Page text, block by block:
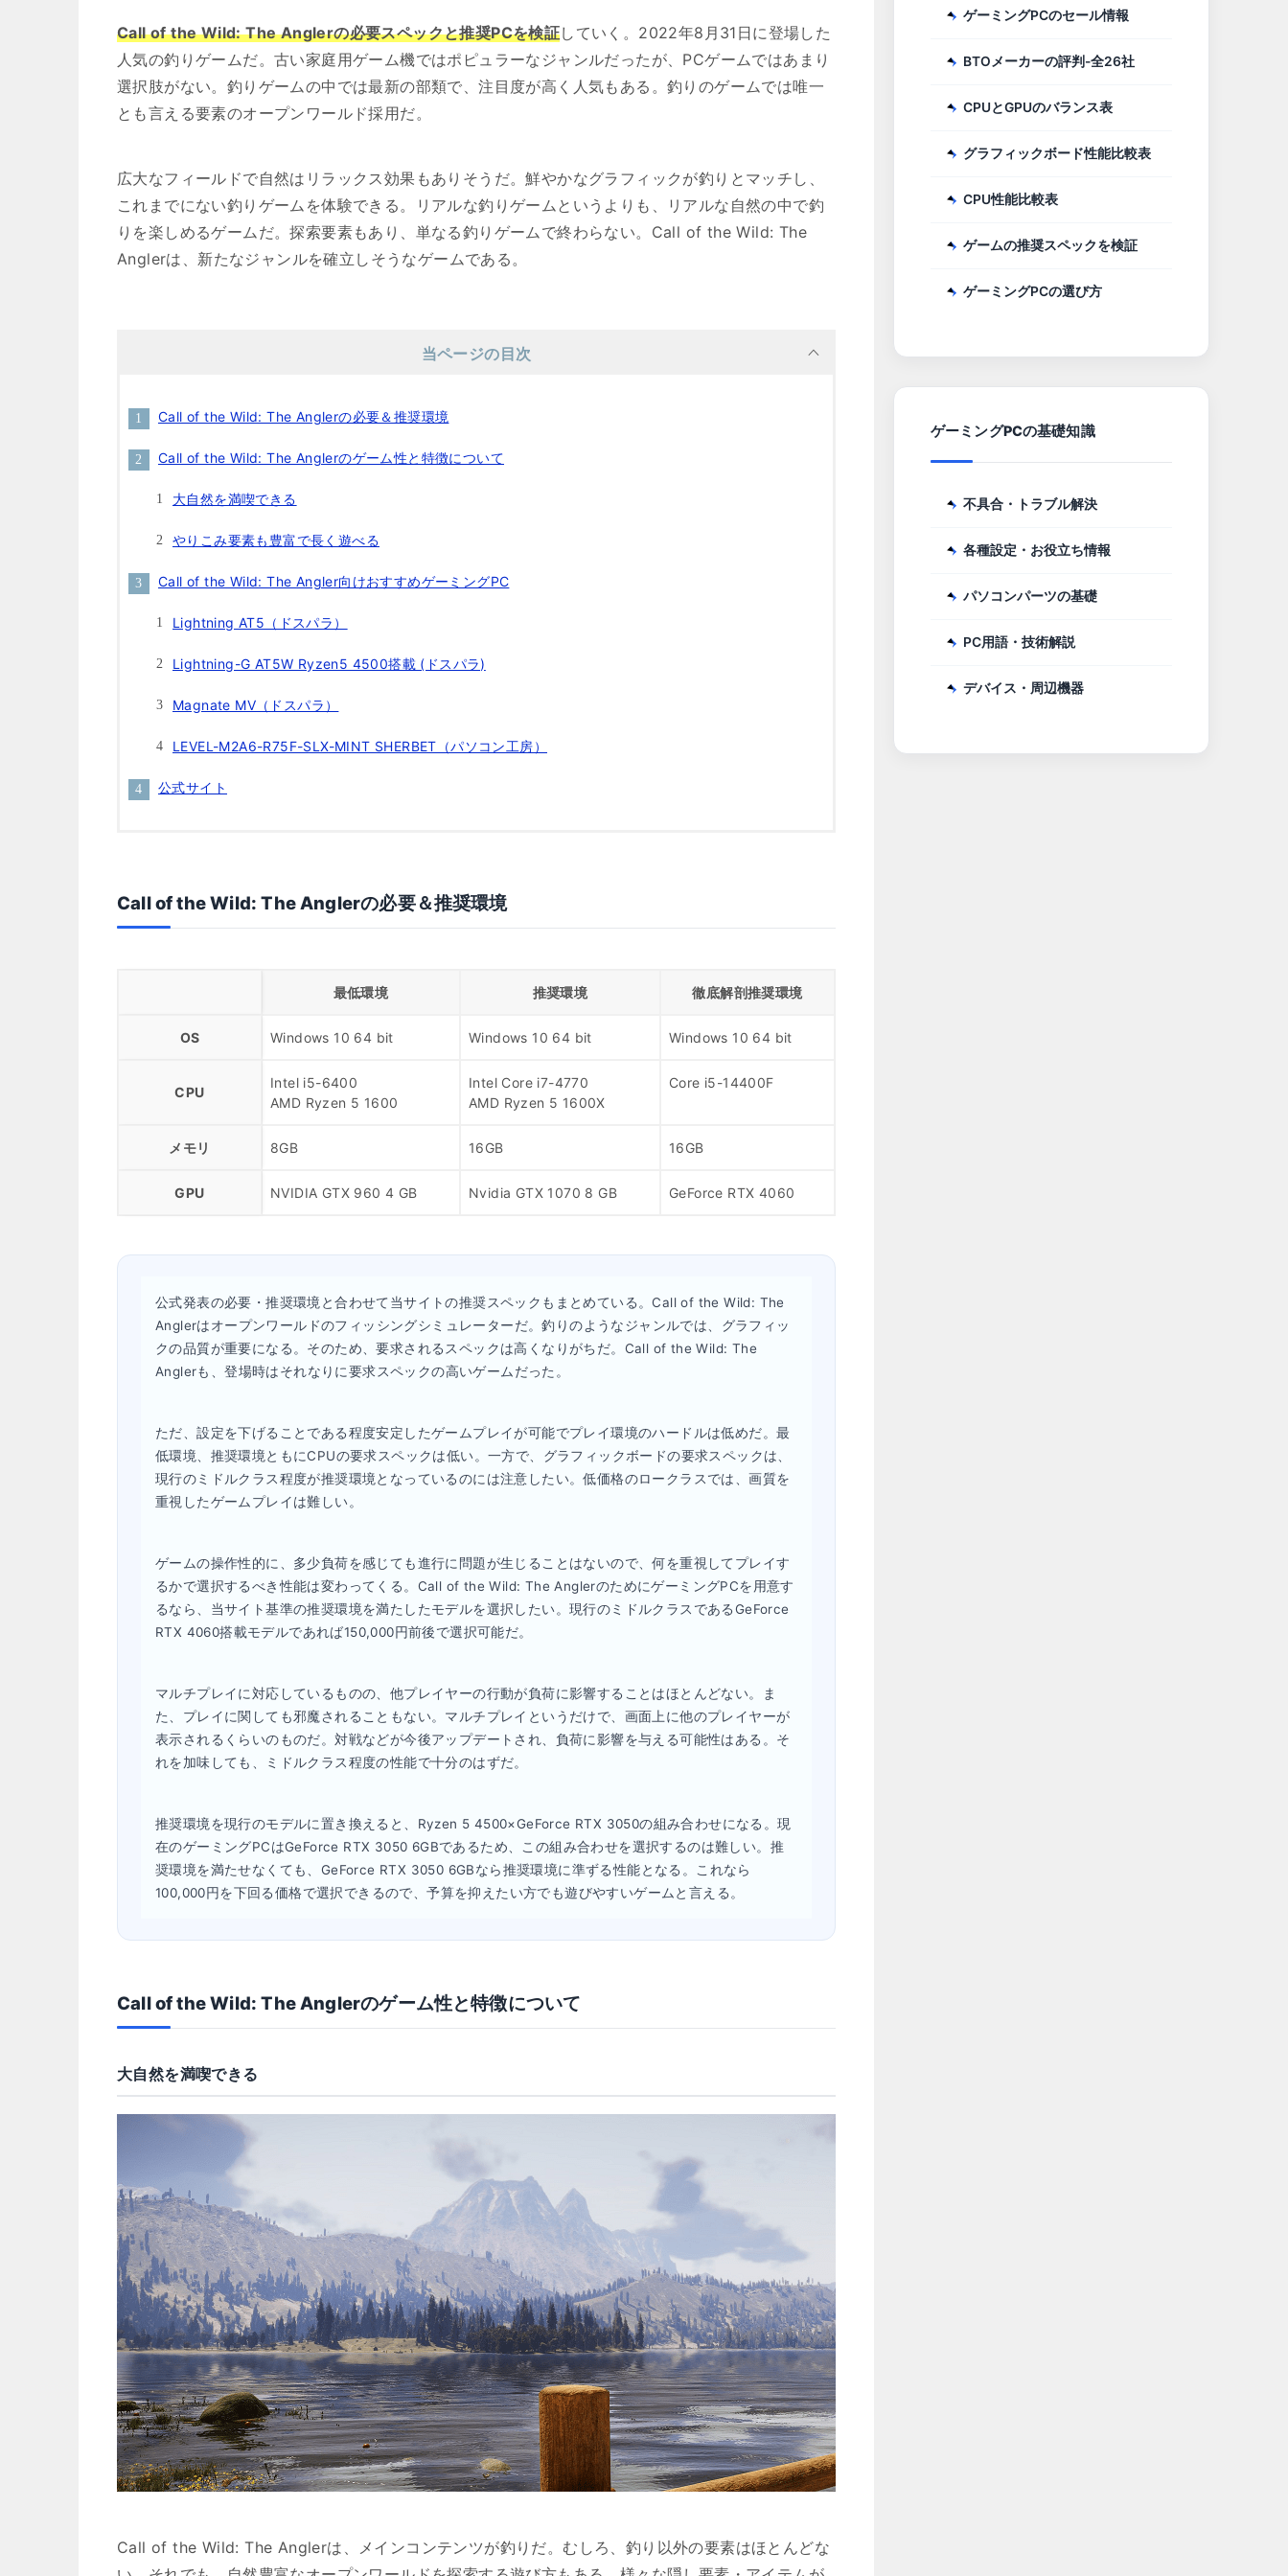
Call of the Wild: The Anglerの必要スペックと推奨PCを検証していく。2022年8月31日に登場した
人気の釣りゲームだ。古い家庭用ゲーム機ではポピュラーなジャンルだったが、PCゲームではあまり
選択肢がない。釣りゲームの中では最新の部類で、注目度が高く人気もある。釣りのゲームでは唯一
とも言える要素のオープンワールド採用だ。
広大なフィールドで自然はリラックス効果もありそうだ。鮮やかなグラフィックが釣りとマッチし、
これまでにない釣りゲームを体験できる。リアルな釣りゲームというよりも、リアルな自然の中で釣
りを楽しめるゲームだ。探索要素もあり、単なる釣りゲームで終わらない。Call of the Wild: The
Anglerは、新たなジャンルを確立しそうなゲームである。
当ページの目次
Call of the Wild: The Anglerの必要＆推奨環境
Call of the Wild: The Anglerのゲーム性と特徴について
大自然を満喫できる
やりこみ要素も豊富で長く遊べる
Call of the Wild: The Angler向けおすすめゲーミングPC
Lightning AT5（ドスパラ）
Lightning-G AT5W Ryzen5 4500搭載 (ドスパラ)
Magnate MV（ドスパラ）
LEVEL-M2A6-R75F-SLX-MINT SHERBET（パソコン工房）
公式サイト
Call of the Wild: The Anglerの必要＆推奨環境
最低環境 推奨環境 徹底解剖推奨環境
OS Windows 10 64 bit Windows 10 64 bit Windows 10 64 bit
CPU
Intel i5-6400
AMD Ryzen 5 1600
Intel Core i7-4770
AMD Ryzen 5 1600X
Core i5-14400F
メモリ 8GB 16GB 16GB
GPU NVIDIA GTX 960 4 GB Nvidia GTX 1070 8 GB GeForce RTX 4060
公式発表の必要・推奨環境と合わせて当サイトの推奨スペックもまとめている。Call of the Wild: The
Anglerはオープンワールドのフィッシングシミュレーターだ。釣りのようなジャンルでは、グラフィッ
クの品質が重要になる。そのため、要求されるスペックは高くなりがちだ。Call of the Wild: The
Anglerも、登場時はそれなりに要求スペックの高いゲームだった。
ただ、設定を下げることである程度安定したゲームプレイが可能でプレイ環境のハードルは低めだ。最
低環境、推奨環境ともにCPUの要求スペックは低い。一方で、グラフィックボードの要求スペックは、
現行のミドルクラス程度が推奨環境となっているのには注意したい。低価格のロークラスでは、画質を
重視したゲームプレイは難しい。
ゲームの操作性的に、多少負荷を感じても進行に問題が生じることはないので、何を重視してプレイす
るかで選択するべき性能は変わってくる。Call of the Wild: The AnglerのためにゲーミングPCを用意す
るなら、当サイト基準の推奨環境を満たしたモデルを選択したい。現行のミドルクラスであるGeForce
RTX 4060搭載モデルであれば150,000円前後で選択可能だ。
マルチプレイに対応しているものの、他プレイヤーの行動が負荷に影響することはほとんどない。ま
た、プレイに関しても邪魔されることもない。マルチプレイというだけで、画面上に他のプレイヤーが
表示されるくらいのものだ。対戦などが今後アップデートされ、負荷に影響を与える可能性はある。そ
れを加味しても、ミドルクラス程度の性能で十分のはずだ。
推奨環境を現行のモデルに置き換えると、Ryzen 5 4500×GeForce RTX 3050の組み合わせになる。現
在のゲーミングPCはGeForce RTX 3050 6GBであるため、この組み合わせを選択するのは難しい。推
奨環境を満たせなくても、GeForce RTX 3050 6GBなら推奨環境に準ずる性能となる。これなら
100,000円を下回る価格で選択できるので、予算を抑えたい方でも遊びやすいゲームと言える。
Call of the Wild: The Anglerのゲーム性と特徴について
大自然を満喫できる
Call of the Wild: The Anglerは、メインコンテンツが釣りだ。むしろ、釣り以外の要素はほとんどな
ゲーミングPCのセール情報
BTOメーカーの評判-全26社
CPUとGPUのバランス表
グラフィックボード性能比較表
CPU性能比較表
ゲームの推奨スペックを検証
ゲーミングPCの選び方
ゲーミングPCの基礎知識
不具合・トラブル解決
各種設定・お役立ち情報
パソコンパーツの基礎
PC用語・技術解説
デバイス・周辺機器